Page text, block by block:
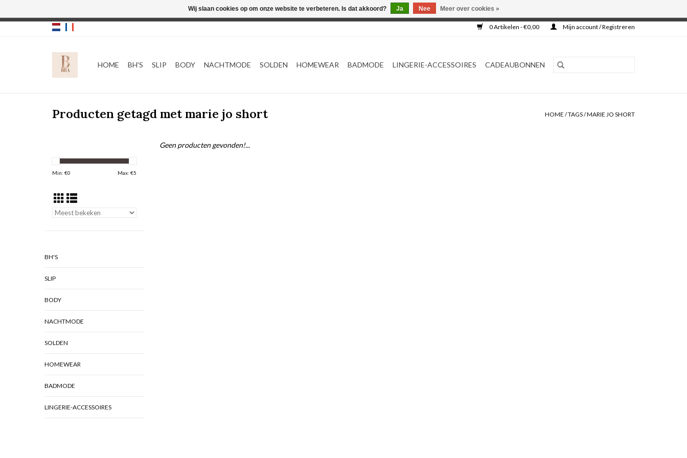
0 Artikelen - €0,00 Mijn account / Registreren
HOME BH'S SLIP BODY NACHTMODE SOLDEN HOMEWEAR BADMODE LINGERIE-ACCESSOIRES CADEAUBONNEN
Producten getagd met marie jo short HOME /TAGS/MARIE JO SHORT
Min: €0 Max: €5
BH'S
SLIP
BODY
NACHTMODE
SOLDEN
HOMEWEAR
BADMODE
LINGERIE-ACCESSOIRES
Geen producten gevonden!...
Wij slaan cookies op om onze website te verbeteren. Is dat akkoord? Ja Nee Meer over cookies »
Webshop werkt met EU maten. .